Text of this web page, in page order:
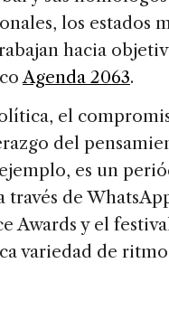
los estados
hacia
Agenda 2063.
el
del
es un
través de
Awards y el
variedad de